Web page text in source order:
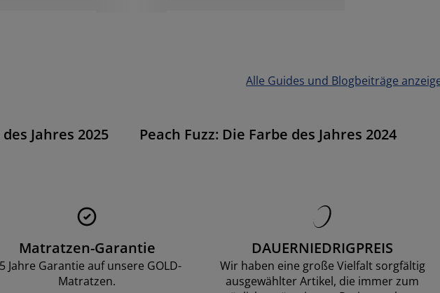
Alle Guides und Blogbeiträge
Jahres 2025 Peach Fuzz: Die Farbe des Jahres 2024
Matratzen-Garantie
Jahre Garantie auf unsere GOLD-
Matratzen.
DAUERNIEDRIGPREIS
Wir haben eine große Vielfalt sorgfältig
ausgewählter Artikel, die immer zum